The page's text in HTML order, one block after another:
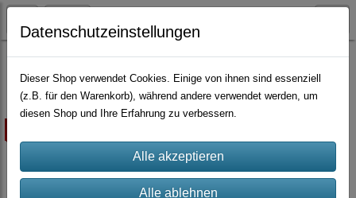
Container-Rosen Floribundarosen
Datenschutzeinstellungen
Dieser Shop verwendet Cookies. Einige von ihnen sind essenziell
(z.B. für den Warenkorb), während andere verwendet werden, um
diesen Shop und Ihre Erfahrung zu verbessern.